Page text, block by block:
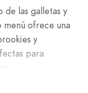
de las galletas y
menú ofrece una
y
para